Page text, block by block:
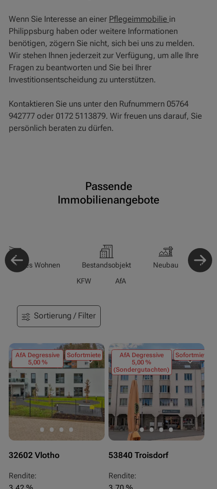
Wenn Sie Interesse an einer Pflegeimmobilie in
Philippsburg haben oder weitere Informationen
benötigen, zögern Sie nicht, sich bei uns zu melden.
Wir stehen Ihnen jederzeit zur Verfügung, um alle Ihre
Fragen zu beantworten und Sie bei Ihrer
Investitionsentscheidung zu unterstützen.
Kontaktieren Sie uns unter den Rufnummern 05764
942777 oder 0172 5113879. Wir freuen uns darauf, Sie
persönlich beraten zu dürfen.
Passende
Immobilienangebote
Wohnen Bestandsobjekt Neubau
KFW
AfA
Sortierung / Filter
AfA Degressive
5,00 %
Sofortmiete
32602 Vlotho
Rendite:
AfA Degressive
5,00 %
(Sondergutachten)
Sofortmiete
53840 Troisdorf
Rendite: